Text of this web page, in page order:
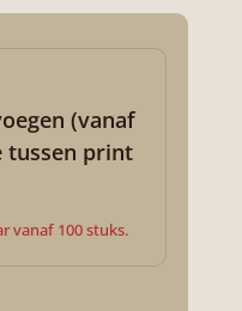
(vanaf
tussen print
vanaf 100 stuks.